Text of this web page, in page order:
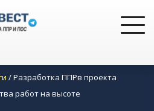
/Разработка ППРв проекта
работ на высоте